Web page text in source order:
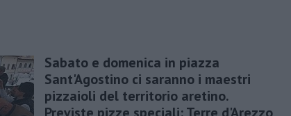
Sabato e domenica in piazza
Sant'Agostino ci saranno i maestri
pizzaioli del territorio aretino.
Previste pizze speciali: Terre d'Arezzo